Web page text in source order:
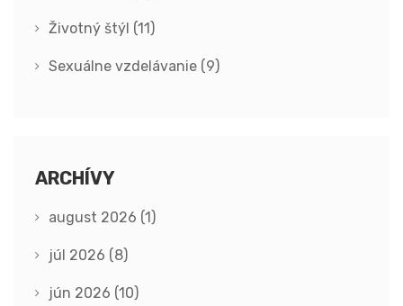
Životný štýl (11)
Sexuálne vzdelávanie (9)
ARCHÍVY
august 2026 (1)
júl 2026 (8)
jún 2026 (10)